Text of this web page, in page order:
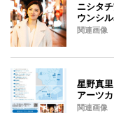
ニシタ
ウンシル
関連画像
星野真
アーツ
関連画像